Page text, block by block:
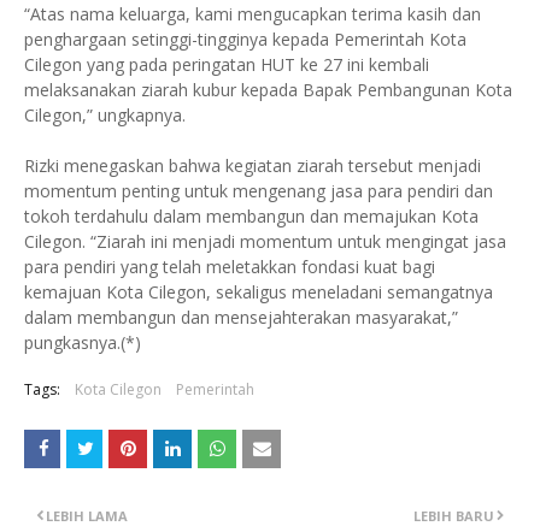
“Atas nama keluarga, kami mengucapkan terima kasih dan
penghargaan setinggi-tingginya kepada Pemerintah Kota
Cilegon yang pada peringatan HUT ke 27 ini kembali
melaksanakan ziarah kubur kepada Bapak Pembangunan Kota
Cilegon,” ungkapnya.
Rizki menegaskan bahwa kegiatan ziarah tersebut menjadi
momentum penting untuk mengenang jasa para pendiri dan
tokoh terdahulu dalam membangun dan memajukan Kota
Cilegon. “Ziarah ini menjadi momentum untuk mengingat jasa
para pendiri yang telah meletakkan fondasi kuat bagi
kemajuan Kota Cilegon, sekaligus meneladani semangatnya
dalam membangun dan mensejahterakan masyarakat,”
pungkasnya.(*)
Tags: Kota Cilegon Pemerintah
LEBIH BARU
LEBIH LAMA